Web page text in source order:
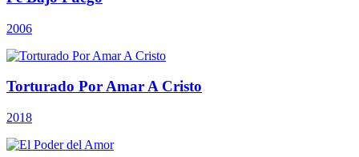
2006
Torturado Por Amar A Cristo
2018